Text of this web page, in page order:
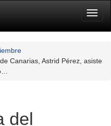
Canarias, Astrid Pérez, asiste
del